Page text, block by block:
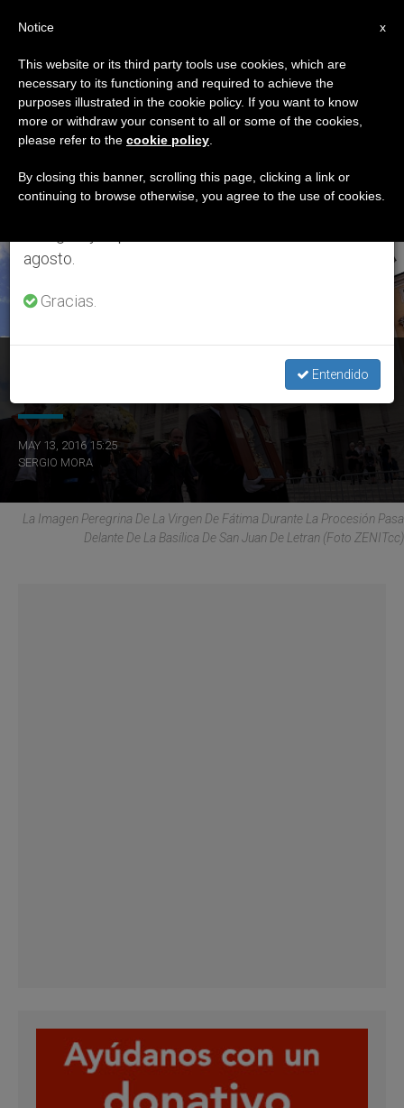
ETIQUETA
Posts Tagged ‘Imagen
Peregrina’
ÚLTIMAS NOTICIAS
La Virgen Peregrina de Fátima visita en su fiesta la catedral
MAY 13, 2016 15:25
SERGIO MORA
La Imagen Peregrina De La Virgen De Fátima Durante La Procesión Pasa
Delante De La Basílica De San Juan De Letran (Foto ZENITcc)
×
Aviso importante
Del 27 de julio al 7 de agosto haremos la pausa
anual, aprovechando que en el periodo de verano
se generan menos informaciones y también el
agosto.
Gracias.
Entendido
x
Notice
This website or its third party tools use cookies, which are
necessary to its functioning and required to achieve the
purposes illustrated in the cookie policy. If you want to know
more or withdraw your consent to all or some of the cookies,
please refer to the cookie policy
By closing this banner, scrolling this page, clicking a link or
continuing to browse otherwise, you agree to the use of cookies.